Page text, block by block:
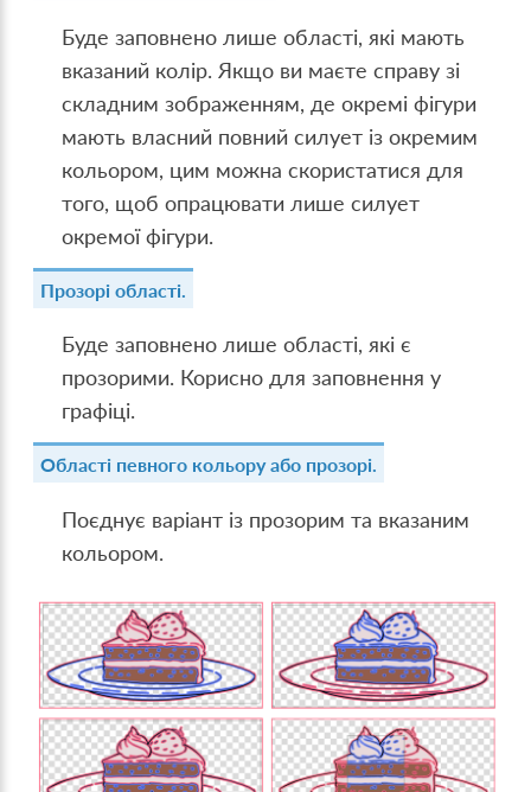
Буде заповнено лише області, які мають
вказаний колір. Якщо ви маєте справу зі
складним зображенням, де окремі фігури
мають власний повний силует із окремим
кольором, цим можна скористатися для
того, щоб опрацювати лише силует
окремої фігури.
Прозорі області.
Буде заповнено лише області, які є
прозорими. Корисно для заповнення у
графіці.
Області певного кольору або прозорі.
Поєднує варіант із прозорим та вказаним
кольором.